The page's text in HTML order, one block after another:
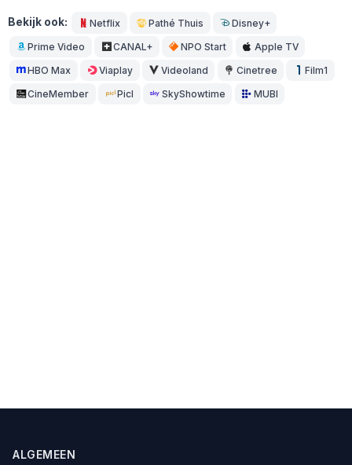
Bekijk ook: Netflix Pathé Thuis Disney+
Prime Video CANAL+ NPO Start Apple TV
HBO Max Viaplay Videoland Cinetree Film1
CineMember Picl SkyShowtime MUBI
ALGEMEEN